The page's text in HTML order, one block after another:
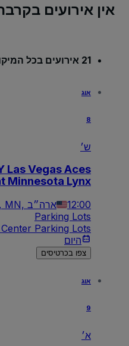
אין אירועים
21 אירועים בכל המיקומים
אוג
8
ש׳
Las Vegas Aces
Minnesota Lynx
12:00 Minneapolis, MN, ארה״ב
Parking Lots
Parking Lots
היום
צפו בכרטיסים
אוג
9
א׳